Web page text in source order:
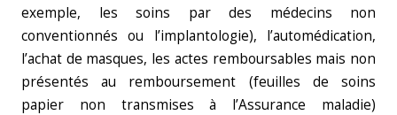
exemple, les soins par des médecins non
conventionnés ou l’implantologie), l’automédication,
l’achat de masques, les actes remboursables mais non
présentés au remboursement (feuilles de soins
papier non transmises à l’Assurance maladie)